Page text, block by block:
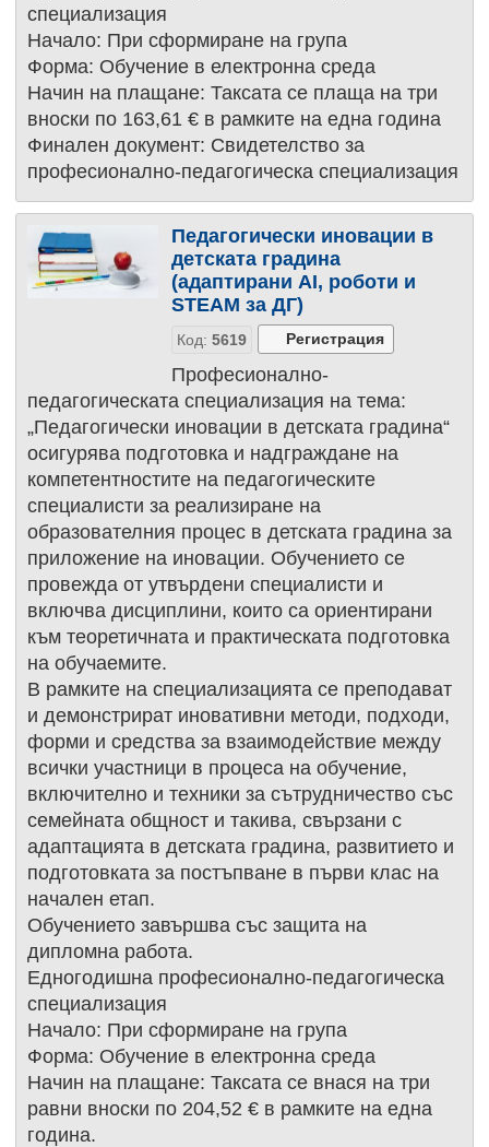
специализация
Начало: При сформиране на група
Форма: Обучение в електронна среда
Начин на плащане: Таксата се плаща на три
вноски по 163,61 € в рамките на една година
Финален документ: Свидетелство за
професионално-педагогическа специализация
Педагогически иновации в
детската градина
(адаптирани AI, роботи и
STEAM за ДГ)
Код: 5619
Професионално-
педагогическата специализация на тема:
„Педагогически иновации в детската градина“
осигурява подготовка и надграждане на
компетентностите на педагогическите
специалисти за реализиране на
образователния процес в детската градина за
приложение на иновации. Обучението се
провежда от утвърдени специалисти и
включва дисциплини, които са ориентирани
към теоретичната и практическата подготовка
на обучаемите.
В рамките на специализацията се преподават
и демонстрират иновативни методи, подходи,
форми и средства за взаимодействие между
всички участници в процеса на обучение,
включително и техники за сътрудничество със
семейната общност и такива, свързани с
адаптацията в детската градина, развитието и
подготовката за постъпване в първи клас на
начален етап.
Обучението завършва със защита на
дипломна работа.
Едногодишна професионално-педагогическа
специализация
Начало: При сформиране на група
Форма: Обучение в електронна среда
Начин на плащане: Таксата се внася на три
равни вноски по 204,52 € в рамките на една
година.